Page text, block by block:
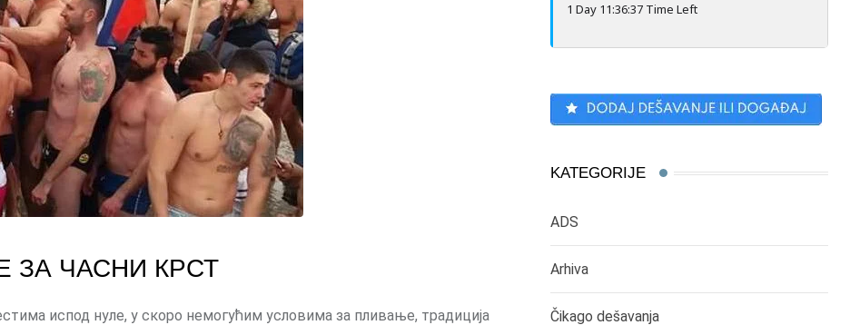
ЧАСНИ КРСТ
испод нуле, у скоро немогућим условима за пливање, традиција
1 Day 11:36:35 Time Left
KATEGORIJE
ADS
Arhiva
Čikago dešavanja